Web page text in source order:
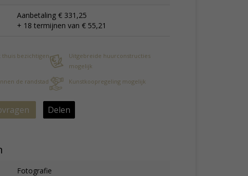
Aanbetaling € 331,25
+ 18 termijnen van € 55,21
bezichtigen
Uitgebreide huurconstructies
mogelijk
de randstad
Kunstkoopregeling mogelijk
Delen
Fotografie